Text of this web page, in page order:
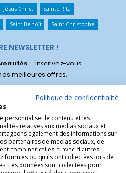
Jésus Christ Sainte Rita
Saint Benoît Saint Christophe
NEWSLETTER !
... Inscrivez-vous
meilleures offres.
Politique de confidentialité
personnaliser le contenu et les
relatives aux médias sociaux et
également des informations sur
partenaires de médias sociaux, de
combiner celles-ci avec d'autres
fournies ou qu'ils ont collectées lors de
Les données sont collectées pour